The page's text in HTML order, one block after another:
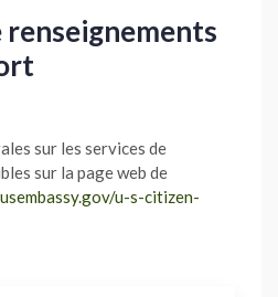
renseignements
sur les services de
sur la page web de
u-s-citizen-